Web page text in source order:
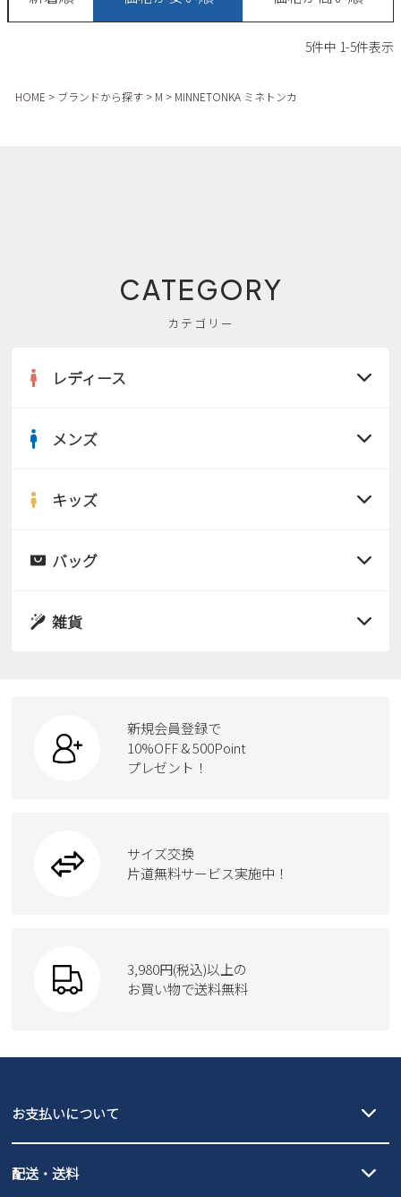
新規会員登録
5件中 1-5件表示
HOME ブランドから探す M MINNETONKA ミネトンカ
CATEGORY
カテゴリー
レディース
サンダル
スニーカー
カジュアルシューズ
ワークシューズ
ウェア
moz
メンズ
サンダル
ローファー
ブーツ
Parade
GAP
キッズ
サンダル
スクール
new balance
瞬足
バッグ
ボディバッグ
ハンドバッグ
トートバッグ
雑貨
ケア用品
新規会員登録で
10%OFF & 500Point
プレゼント！
サイズ交換
片道無料サービス実施中！
3,980円(税込)以上の
お買い物で送料無料
お支払いについて
PayPay（オンライン決済）、代金引換のご利用が可能です。
配送・送料